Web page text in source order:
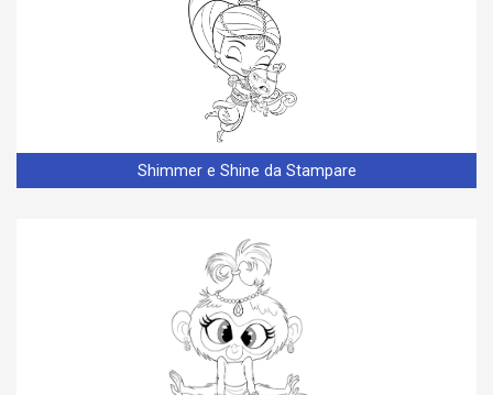
Shimmer e Shine da Stampare